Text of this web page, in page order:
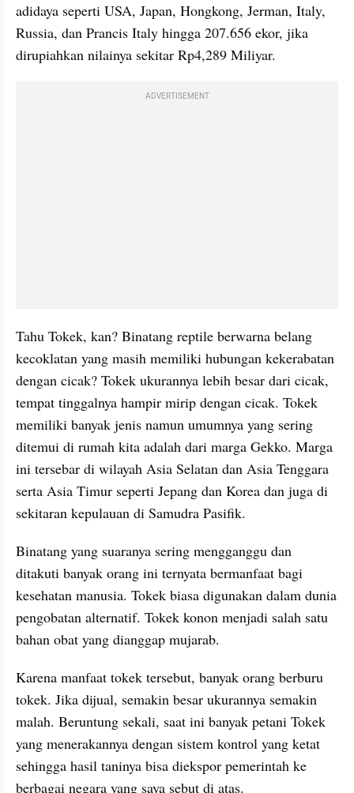
adidaya seperti USA, Japan, Hongkong, Jerman, Italy,
Russia, dan Prancis Italy hingga 207.656 ekor, jika
dirupiahkan nilainya sekitar Rp4,289 Miliyar.
ADVERTISEMENT
Tahu Tokek, kan? Binatang reptile berwarna belang
kecoklatan yang masih memiliki hubungan kekerabatan
dengan cicak? Tokek ukurannya lebih besar dari cicak,
tempat tinggalnya hampir mirip dengan cicak. Tokek
memiliki banyak jenis namun umumnya yang sering
ditemui di rumah kita adalah dari marga Gekko. Marga
ini tersebar di wilayah Asia Selatan dan Asia Tenggara
serta Asia Timur seperti Jepang dan Korea dan juga di
sekitaran kepulauan di Samudra Pasifik.
Binatang yang suaranya sering mengganggu dan
ditakuti banyak orang ini ternyata bermanfaat bagi
kesehatan manusia. Tokek biasa digunakan dalam dunia
pengobatan alternatif. Tokek konon menjadi salah satu
bahan obat yang dianggap mujarab.
Karena manfaat tokek tersebut, banyak orang berburu
tokek. Jika dijual, semakin besar ukurannya semakin
malah. Beruntung sekali, saat ini banyak petani Tokek
yang menerakannya dengan sistem kontrol yang ketat
sehingga hasil taninya bisa diekspor pemerintah ke
berbagai negara yang saya sebut di atas.